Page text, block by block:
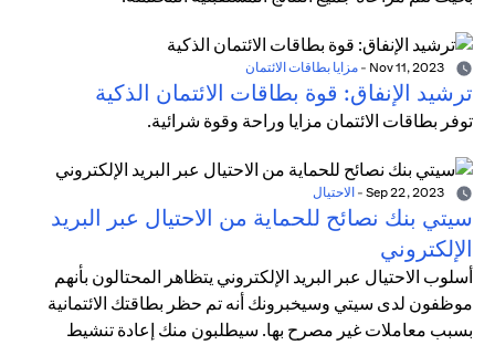
- مزايا بطاقات الائتمان
ترشيد الإنفاق: قوة بطاقات الائتمان الذكية
توفر بطاقات الائتمان مزايا وراحة وقوة شرائية.
- الاحتيال
سيتي بنك نصائح للحماية من الاحتيال عبر البريد
الإلكتروني
أسلوب الاحتيال عبر البريد الإلكتروني يتظاهر المحتالون بأنهم
موظفون لدى سيتي وسيخبرونك أنه تم حظر بطاقتك الائتمانية
بسبب معاملات غير مصرح بها. سيطلبون منك إعادة تنشيط